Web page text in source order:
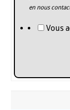
en nous
Vous